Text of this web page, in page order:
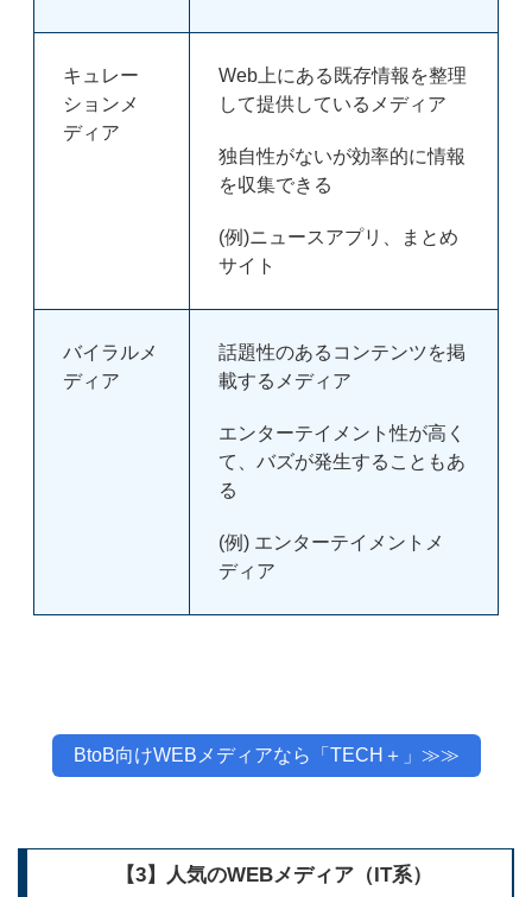
キュレー
ションメ
ディア
Web上にある既存情報を整理
して提供しているメディア
独自性がないが効率的に情報
を収集できる
(例)ニュースアプリ、まとめ
サイト
バイラルメ
ディア
話題性のあるコンテンツを掲
載するメディア
エンターテイメント性が高く
て、バズが発生することもあ
る
(例) エンターテイメントメ
ディア
BtoB向けWEBメディアなら「TECH＋」≫≫
【3】人気のWEBメディア（IT系）